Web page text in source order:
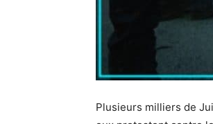
Plusieurs milliers de